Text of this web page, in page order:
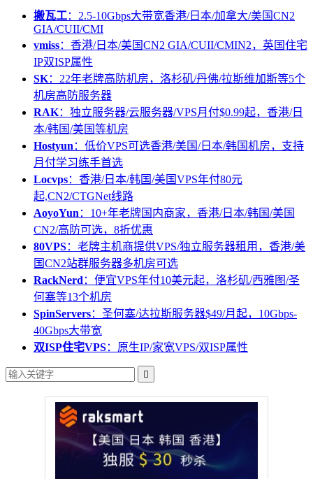
搬瓦工：2.5-10Gbps大带宽香港/日本/加拿大/美国CN2
GIA/CUII/CMI
vmiss：香港/日本/美国CN2 GIA/CUII/CMIN2，英国住宅
IP双ISP属性
SK：22年老牌高防机房，洛杉矶/丹佛/拉斯维加斯等5个
机房高防服务器
RAK：独立服务器/云服务器/VPS月付$0.99起，香港/日
本/韩国/美国等机房
Hostyun ：低价VPS可选香港/美国/日本/韩国机房，支持
月付学习练手首选
Locvps：香港/日本/韩国/美国VPS年付80元
起,CN2/CTGNet线路
AoyoYun ：10+年老牌国内商家，香港/日本/韩国/美国
CN2/高防可选，8折优惠
80VPS：老牌主机商提供VPS/独立服务器租用，香港/美
国CN2站群服务器多机房可选
RackNerd ：便宜VPS年付10美元起，洛杉矶/西雅图/圣
何塞等13个机房
SpinServers：圣何塞/达拉斯服务器$49/月起，10Gbps-
40Gbps大带宽
双ISP住宅VPS：原生IP/家宽VPS/双ISP属性
